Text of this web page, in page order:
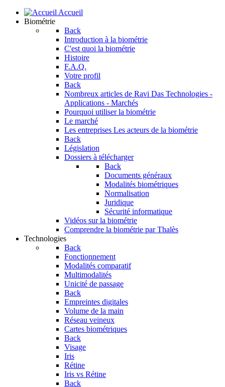
Accueil
Biométrie
Back
Introduction à la biométrie
C'est quoi la biométrie
Histoire
F.A.Q.
Votre profil
Back
Nombreux articles de Ravi Das Technologies -
Applications - Marchés
Pourquoi utiliser la biométrie
Le marché
Les entreprises Les acteurs de la biométrie
Back
Législation
Dossiers à télécharger
Back
Documents généraux
Modalités biométriques
Normalisation
Juridique
Sécurité informatique
Vidéos sur la biométrie
Comprendre la biométrie par Thalès
Technologies
Back
Fonctionnement
Modalités comparatif
Multimodalités
Unicité de passage
Back
Empreintes digitales
Volume de la main
Réseau veineux
Cartes biométriques
Back
Visage
Iris
Rétine
Iris vs Rétine
Back